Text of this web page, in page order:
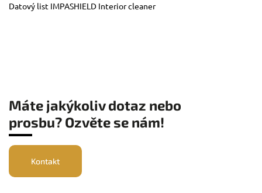
Datový list IMPASHIELD Interior cleaner
Máte jakýkoliv dotaz nebo
prosbu? Ozvěte se nám!
Kontakt